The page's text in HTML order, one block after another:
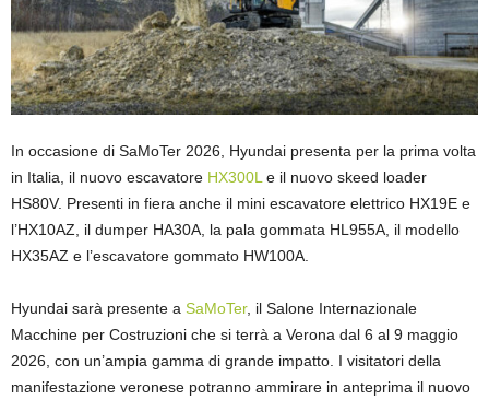
In occasione di SaMoTer 2026, Hyundai presenta per la prima volta
in Italia, il nuovo escavatore HX300L e il nuovo skeed loader
HS80V. Presenti in fiera anche il mini escavatore elettrico HX19E e
l’HX10AZ, il dumper HA30A, la pala gommata HL955A, il modello
HX35AZ e l’escavatore gommato HW100A.
Hyundai sarà presente a SaMoTer, il Salone Internazionale
Macchine per Costruzioni che si terrà a Verona dal 6 al 9 maggio
2026, con un’ampia gamma di grande impatto. I visitatori della
manifestazione veronese potranno ammirare in anteprima il nuovo